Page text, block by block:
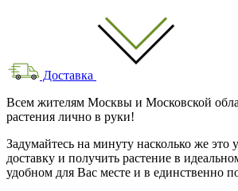
Доставка
Всем жителям Москвы и Московской
растения лично в руки!
Задумайтесь на минуту насколько же это
доставку и получить растение в
удобном для Вас месте и в единственно